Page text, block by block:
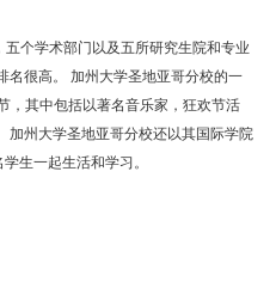
个学术部门以及五所研究生院和专业
名很高。 加州大学圣地亚哥分校的一
，其中包括以著名音乐家，狂欢节活
加州大学圣地亚哥分校还以其国际学院
生一起生活和学习。